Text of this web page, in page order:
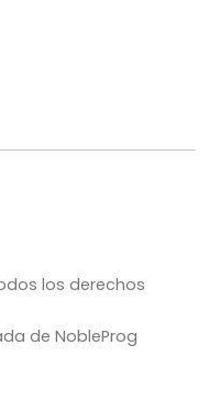
los derechos
de NobleProg